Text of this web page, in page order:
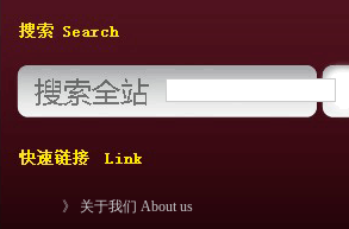
》 关于我们 About us